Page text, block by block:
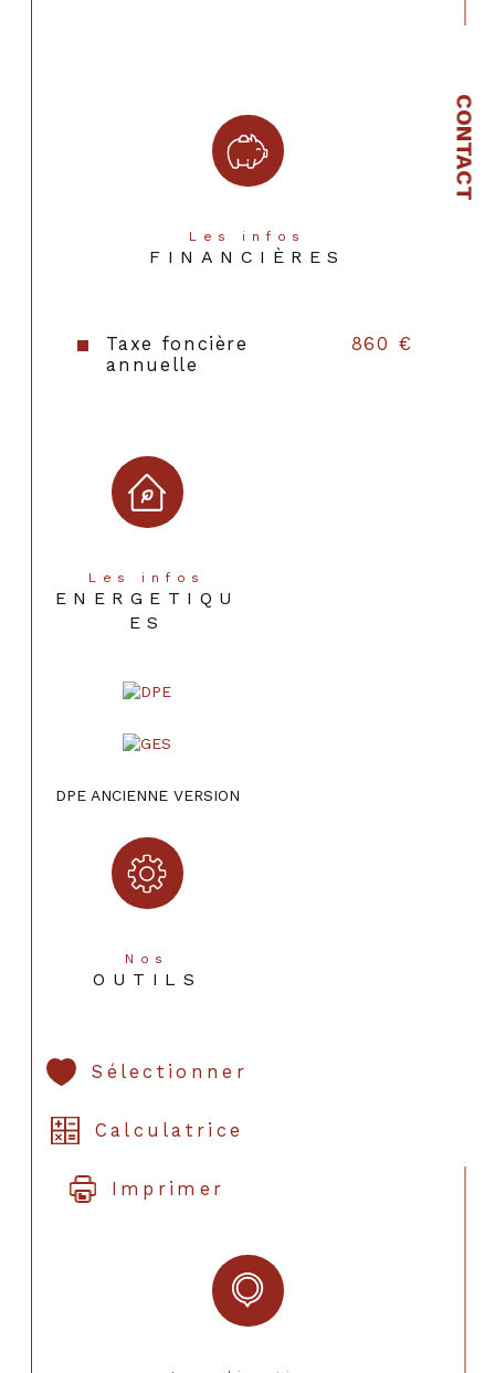
CONTACT
Nb de salle d'eau
Mode de chauffage
Type de chauffage
Année de construction 1983
Les infos
FINANCIÈRES
Taxe foncière
annuelle
860 €
Les infos
ENERGETIQU
ES
DPE ANCIENNE VERSION
Nos
OUTILS
Sélectionner
Calculatrice
Imprimer